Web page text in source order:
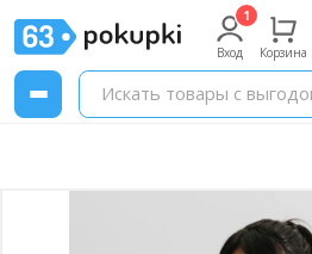
Вход Корзина